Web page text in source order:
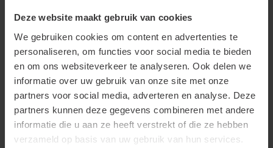
Deze website maakt gebruik van cookies
We gebruiken cookies om content en advertenties te
personaliseren, om functies voor social media te bieden
en om ons websiteverkeer te analyseren. Ook delen we
informatie over uw gebruik van onze site met onze
partners voor social media, adverteren en analyse. Deze
partners kunnen deze gegevens combineren met andere
informatie die u aan ze heeft verstrekt of die ze hebben
verzameld op basis van uw gebruik van hun services.
2
Weet hoe om te gaan met weerstanden van
klanten (van teleurstelling tot discussie en
onbegrip)
3
Weet hoe u professioneel kunt
onderhandelen (als er speelruimte is) en een
tegenprestatie kunt krijgen.